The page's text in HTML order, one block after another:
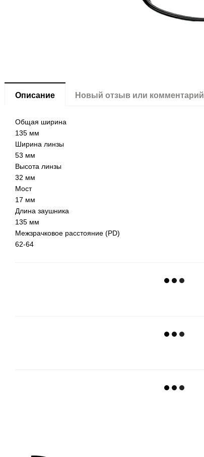
Описание Новый отзыв или комментарий
Общая ширина
135 мм
Ширина линзы
53 мм
Высота линзы
32 мм
Мост
17 мм
Длина заушника
135 мм
Межзрачковое расстояние (PD)
62-64